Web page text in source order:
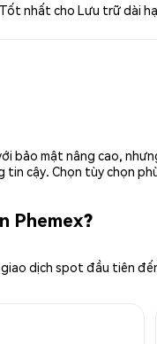
Tốt nhất cho Lưu trữ dài
bảo mật nâng cao,
cậy. Chọn tùy chọn
Phemex?
giao dịch spot đầu